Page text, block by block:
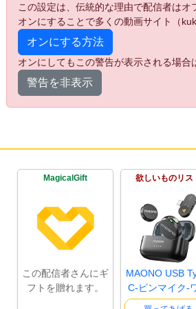
この設定は、伝統的な理由で配信者は
オンにすることで多くの動画サイト（
オンにする方法
オンにしてもこの警告が表示される場合
警告を非表示
MagicalGift
この配信者さんにギ
フトを贈れます。
欲しいものリス
MAONO USB
C-ピンマイク-
ヤレスマイ..